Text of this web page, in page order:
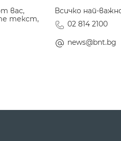
вас,
текст,
Всичко най-
02 814 2100
news@bnt.bg